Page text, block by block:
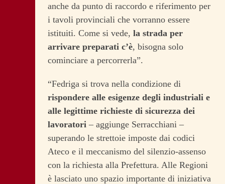
anche da punto di raccordo e riferimento per
i tavoli provinciali che vorranno essere
istituiti. Come si vede, la strada per
arrivare preparati c’è, bisogna solo
cominciare a percorrerla”.
“Fedriga si trova nella condizione di
rispondere alle esigenze degli industriali e
alle legittime richieste di sicurezza dei
lavoratori – aggiunge Serracchiani –
superando le strettoie imposte dai codici
Ateco e il meccanismo del silenzio-assenso
con la richiesta alla Prefettura. Alle Regioni
è lasciato uno spazio importante di iniziativa